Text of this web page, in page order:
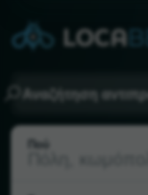
Αναζήτηση
Πού